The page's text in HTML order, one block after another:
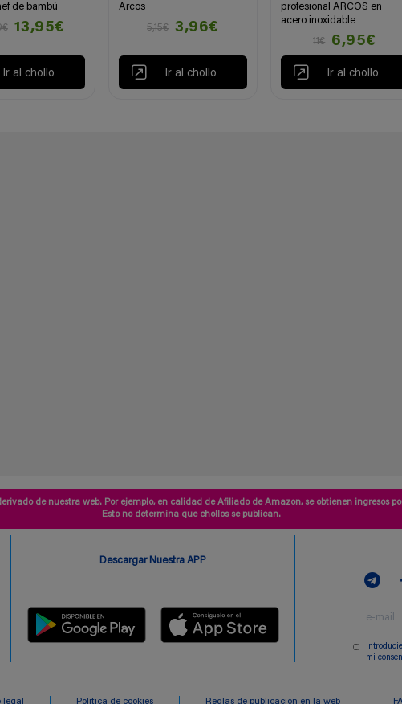
de bambú
13,95€
Ir al chollo
Arcos
5,15€
3,96€
Ir al chollo
profesional ARCOS en
acero inoxidable
11€
6,95€
Ir al chollo
de nuestra web. Por ejemplo, en calidad de Afiliado de Amazon, se obtienen ingresos
Esto no determina que chollos se publican.
Descargar Nuestra APP
mi
legal Politica de cookies Reglas de publicación en la web